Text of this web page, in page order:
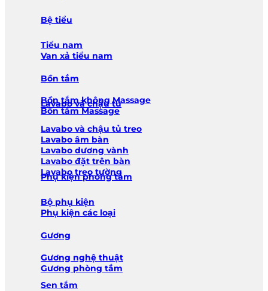
Bệ tiểu
Tiểu nam
Van xả tiểu nam
Bồn tắm
Bồn tắm không Massage
Bồn tắm Massage
Lavabo và chậu tủ
Lavabo và chậu tủ treo
Lavabo âm bàn
Lavabo dương vành
Lavabo đặt trên bàn
Lavabo treo tường
Phụ kiện phòng tắm
Bộ phụ kiện
Phụ kiện các loại
Gương
Gương nghệ thuật
Gương phòng tắm
Sen tắm